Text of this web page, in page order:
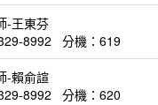
-王東芬
8992 分機：619
-賴俞諠
8992 分機：620